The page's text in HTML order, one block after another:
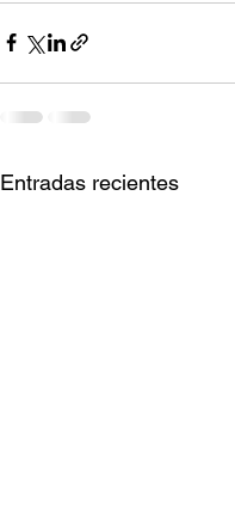
Entradas recientes